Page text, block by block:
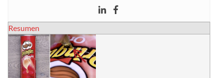
Resumen